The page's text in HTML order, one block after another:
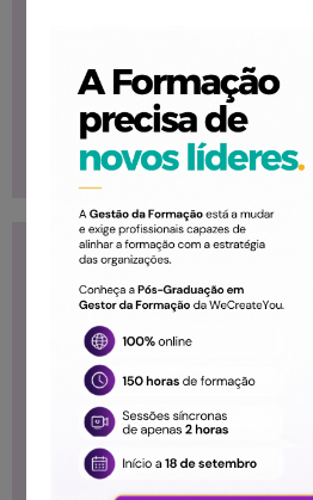
Conteúdo
Programático
Introdução ao
Windows
Introdução à folha
de cálculo: livro,